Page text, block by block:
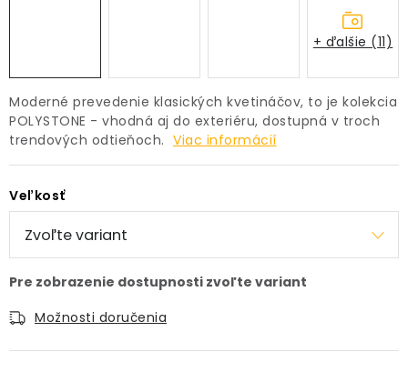
ZNAČKY
Obchodné podmienky
Spôsoby platby
Kontakt / Právne údaje
Moderné prevedenie klasických kvetináčov, to je kolekcia
POLYSTONE - vhodná aj do exteriéru, dostupná v troch
trendových odtieňoch. Viac informácií
Veľkosť
Možnosti doručenia
+ ďalšie (11)